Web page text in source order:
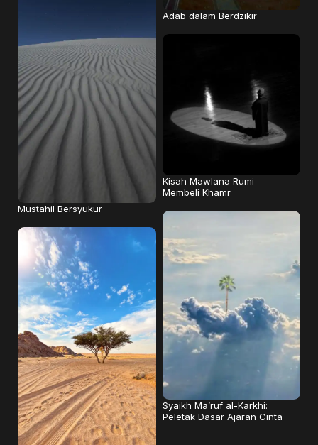
Mustahil Bersyukur
Adab dalam Berdzikir
Kisah Mawlana Rumi
Membeli Khamr
Syaikh Ma’ruf al-Karkhi:
Peletak Dasar Ajaran Cinta